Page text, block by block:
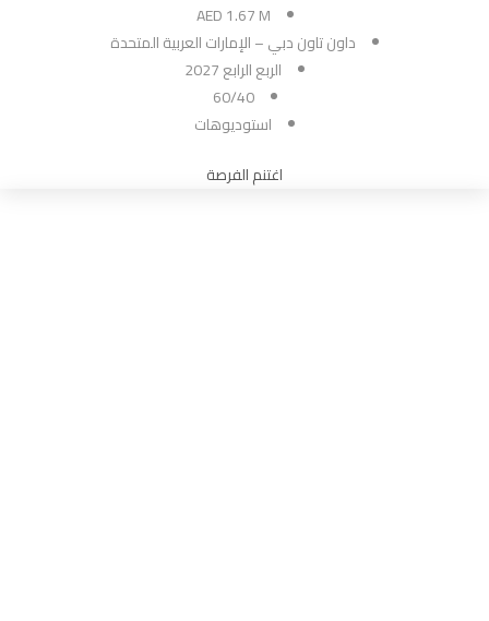
AED 1.67 M
داون تاون دبي – الإمارات العربية المتحدة
الربع الرابع 2027
60/40
استوديوهات
اغتنم الفرصة